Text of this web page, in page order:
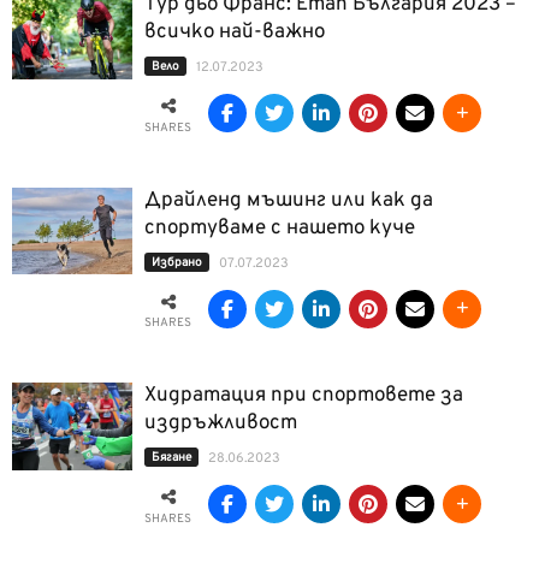
всичко най-важно
Вело 12.07.2023
SHARES
Драйленд мъшинг или как да
спортуваме с нашето куче
Избрано 07.07.2023
SHARES
Хидратация при спортовете за
издръжливост
Бягане 28.06.2023
SHARES